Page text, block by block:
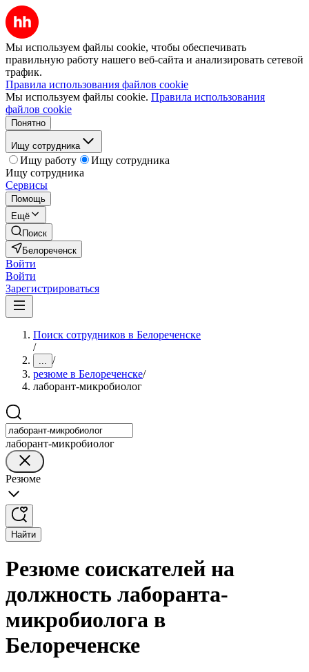
Мы используем файлы cookie, чтобы обеспечивать
правильную работу нашего веб-сайта и анализировать сетевой
трафик.
Правила использования файлов cookie
Мы используем файлы cookie. Правила использования
файлов cookie
Понятно
Ищу сотрудника
Ищу работу
Ищу сотрудника
Ищу сотрудника
Сервисы
Помощь
Ещё
Поиск
Белореченск
Войти
Войти
Зарегистрироваться
Поиск сотрудников в Белореченске
/
... /
резюме в Белореченске/
лаборант-микробиолог
лаборант-микробиолог
Резюме
Найти
Резюме соискателей на
должность лаборанта-
микробиолога в
Белореченске